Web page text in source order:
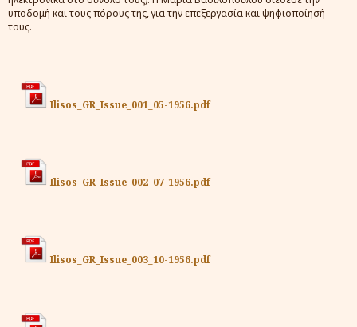
υποδομή και τους πόρους της, για την επεξεργασία και ψηφιοποίησή
τους.
Ilisos_GR_Issue_001_05-1956.pdf
Ilisos_GR_Issue_002_07-1956.pdf
Ilisos_GR_Issue_003_10-1956.pdf